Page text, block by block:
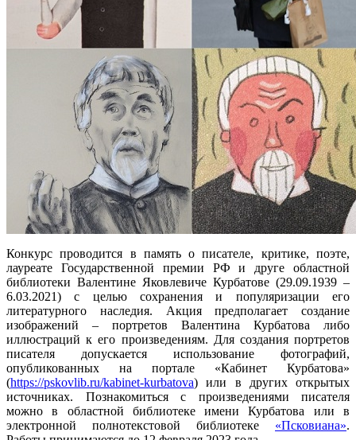
Конкурс проводится в память о писателе, критике, поэте,
лауреате Государственной премии РФ и друге областной
библиотеки Валентине Яковлевиче Курбатове (29.09.1939 –
6.03.2021) с целью сохранения и популяризации его
литературного наследия. Акция предполагает создание
изображений – портретов Валентина Курбатова либо
иллюстраций к его произведениям. Для создания портретов
писателя допускается использование фотографий,
опубликованных на портале «Кабинет Курбатова»
(https://pskovlib.ru/kabinet-kurbatova) или в других открытых
источниках. Познакомиться с произведениями писателя
можно в областной библиотеке имени Курбатова или в
электронной полнотекстовой библиотеке «Псковиана».